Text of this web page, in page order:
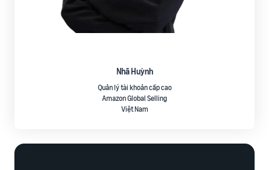
Nhã Huỳnh
Quản lý tài khoản cấp cao
Amazon Global Selling
Việt Nam